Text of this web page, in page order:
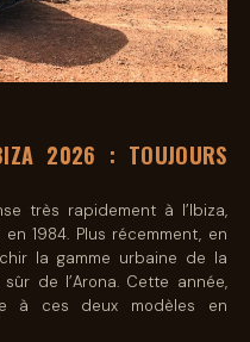
2026 : TOUJOURS
très rapidement à l’Ibiza,
1984. Plus récemment, en
la gamme urbaine de la
de l’Arona. Cette année,
à ces deux modèles en